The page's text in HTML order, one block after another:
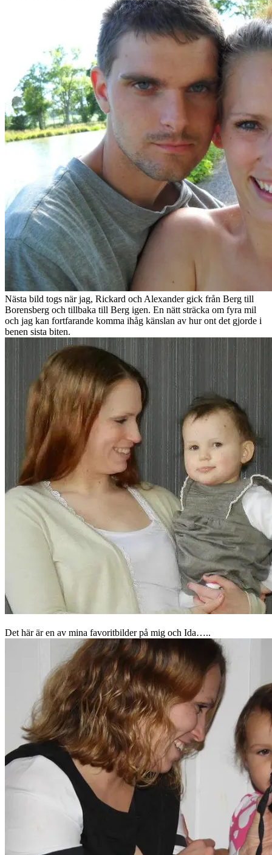
Nästa bild togs när jag, Rickard och Alexander gick från Berg till
Borensberg och tillbaka till Berg igen. En nätt sträcka om fyra mil
och jag kan fortfarande komma ihåg känslan av hur ont det gjorde i
benen sista biten.
Det här är en av mina favoritbilder på mig och Ida…..